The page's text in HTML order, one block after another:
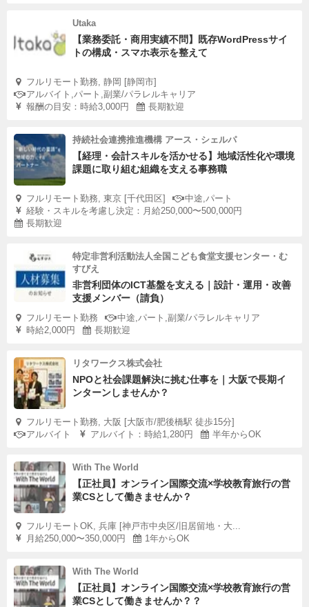
Utaka
【業務委託・商用実績不問】既存WordPressサイ
トの構成・スマホ表示を整えて
フルリモート勤務, 静岡 [静岡市]
アルバイト,パート,副業/パラレルキャリア
報酬の目安：時給3,000円
長期歓迎
持続社会連携推進機構 アース・シェルパ
【経理・会計スキルを活かせる】地域活性化や環境
課題に取り組む組織を支える事務職
フルリモート勤務, 東京 [千代田区]
中途,パート
経験・スキルを考慮し決定：月給250,000〜500,000円
長期歓迎
特定非営利活動法人全国こども食堂支援センター・む
すびえ
非営利団体のICT基盤を支える｜設計・運用・改善
支援メンバー（請負）
フルリモート勤務
中途,パート,副業/パラレルキャリア
時給2,000円
長期歓迎
リタワークス株式会社
NPOと社会課題解決に挑む仕事を｜大阪で長期イ
ンターンしませんか？
フルリモート勤務, 大阪 [大阪市/肥後橋駅 徒歩15分]
アルバイト
アルバイト：時給1,280円 半年からOK
With The World
【正社員】オンライン国際交流×学校教育旅行の営
業CSとして働きませんか？
フルリモートOK, 兵庫 [神戸市中央区/旧居留地・大...
月給250,000〜350,000円
1年からOK
With The World
【正社員】オンライン国際交流×学校教育旅行の営
業CSとして働きませんか？？